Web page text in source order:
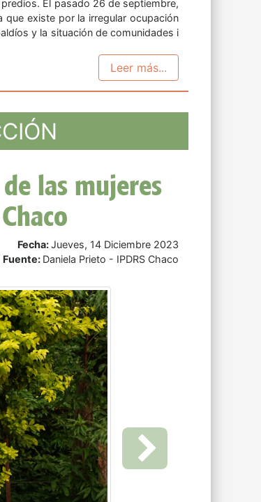
Leer más...
de
la tierra y
Fecha:Lunes, 11 Diciembre 2023
Fuente: IPDRS